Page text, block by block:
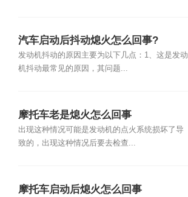
汽车启动后抖动熄火怎么回事?
发动机抖动的原因主要为以下几点：1、这是发动
机抖动最常见的原因，其问题...
摩托车老是熄火怎么回事
出现这种情况可能是发动机的点火系统损坏了导
致的，出现这种情况后要去检查...
摩托车启动后熄火怎么回事